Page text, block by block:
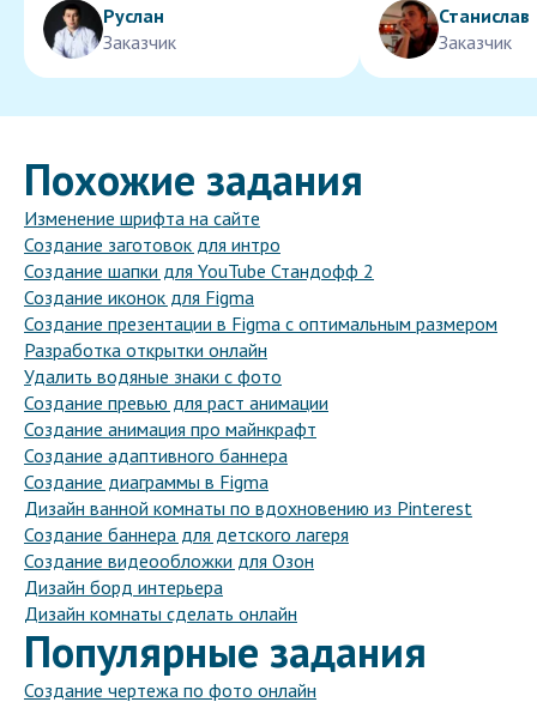
Руслан
Заказчик
Станислав
Заказчик
Похожие задания
Изменение шрифта на сайте
Создание заготовок для интро
Создание шапки для YouTube Стандофф 2
Создание иконок для Figma
Создание презентации в Figma с оптимальным размером
Разработка открытки онлайн
Удалить водяные знаки с фото
Создание превью для раст анимации
Создание анимация про майнкрафт
Создание адаптивного баннера
Создание диаграммы в Figma
Дизайн ванной комнаты по вдохновению из Pinterest
Создание баннера для детского лагеря
Создание видеообложки для Озон
Дизайн борд интерьера
Дизайн комнаты сделать онлайн
Популярные задания
Создание чертежа по фото онлайн